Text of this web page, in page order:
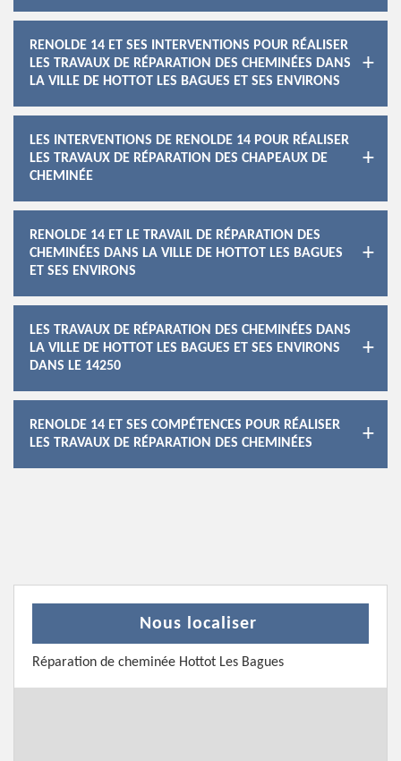
RENOLDE 14 ET SES INTERVENTIONS POUR RÉALISER
LES TRAVAUX DE RÉPARATION DES CHEMINÉES DANS
LA VILLE DE HOTTOT LES BAGUES ET SES ENVIRONS
LES INTERVENTIONS DE RENOLDE 14 POUR RÉALISER
LES TRAVAUX DE RÉPARATION DES CHAPEAUX DE
CHEMINÉE
RENOLDE 14 ET LE TRAVAIL DE RÉPARATION DES
CHEMINÉES DANS LA VILLE DE HOTTOT LES BAGUES
ET SES ENVIRONS
LES TRAVAUX DE RÉPARATION DES CHEMINÉES DANS
LA VILLE DE HOTTOT LES BAGUES ET SES ENVIRONS
DANS LE 14250
RENOLDE 14 ET SES COMPÉTENCES POUR RÉALISER
LES TRAVAUX DE RÉPARATION DES CHEMINÉES
Nous localiser
Réparation de cheminée Hottot Les Bagues